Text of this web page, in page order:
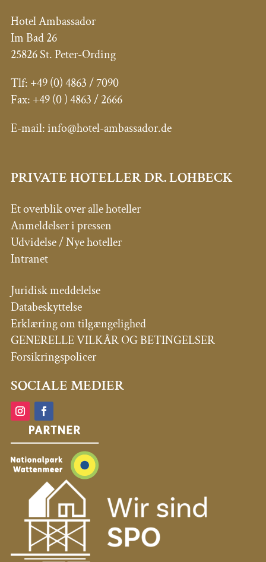
Hotel Ambassador
Im Bad 26
25826 St. Peter-Ording
Tlf: +49 (0) 4863 / 7090
Fax: +49 (0) 4863 / 2666
E-mail:info@hotel-ambassador.de
PRIVATE HOTELLER DR. LOHBECK
Et overblik over alle hoteller
Anmeldelser i pressen
Udvidelse / Nye hoteller
Intranet
Juridisk meddelelse
Databeskyttelse
Erklæring om tilgængelighed
GENERELLE VILKÅR OG BETINGELSER
Forsikringspolicer
SOCIALE MEDIER